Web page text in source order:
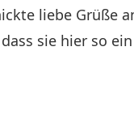
liebe Grüße
sie hier so